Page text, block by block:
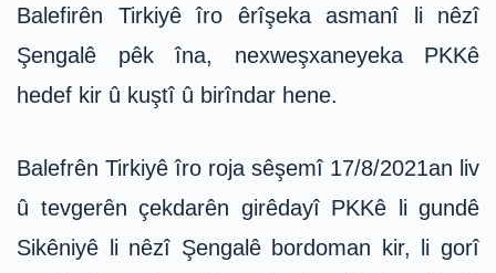
Balefirên Tirkiyê îro êrîşeka asmanî li nêzî
Şengalê pêk îna, nexweşxaneyeka PKKê
hedef kir û kuştî û birîndar hene.
Balefrên Tirkiyê îro roja sêşemî 17/8/2021an liv
û tevgerên çekdarên girêdayî PKKê li gundê
Sikêniyê li nêzî Şengalê bordoman kir, li gorî